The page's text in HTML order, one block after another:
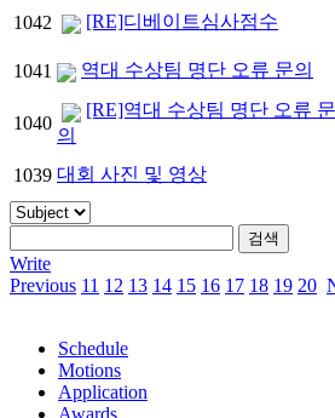
1042 [RE]디베이트심사점수
1041 역대 수상팀 명단 오류 문의
1040
[RE]역대 수상팀 명단 오류 문
의
1039 대회 사진 및 영상
Write
Previous 11 12 13 14 15 16 17 18 19 20
Schedule
Motions
Application